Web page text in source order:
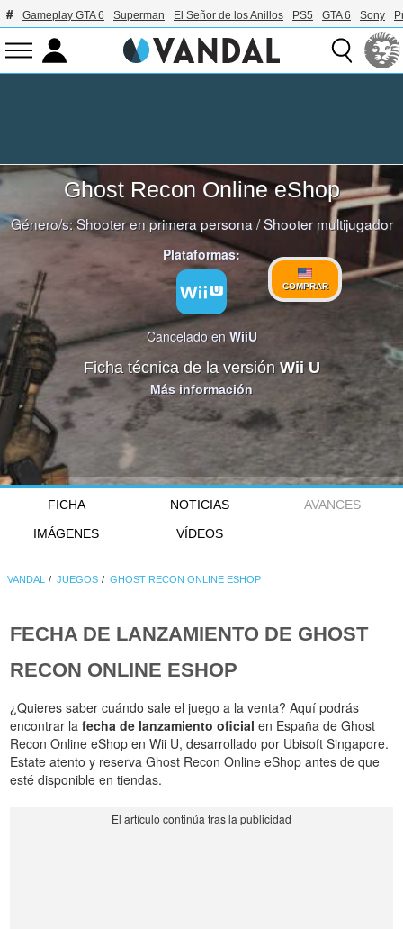
Gameplay GTA 6 Superman El Señor de los Anillos PS5 GTA 6 Sony
Ghost Recon Online eShop
Género/s:Shooter en primera persona /Shooter multijugador
Plataformas:
COMPRAR
Cancelado en WiiU
Ficha técnica de la versión Wii U
Más información
FICHA NOTICIAS
AVANCES
IMÁGENES
VÍDEOS
VANDAL JUEGOS GHOST RECON ONLINE ESHOP
FECHA DE LANZAMIENTO DE GHOST
RECON ONLINE ESHOP
¿Quieres saber cuándo sale el juego a la venta? Aquí podrás
encontrar lafecha de lanzamiento oficial en España de Ghost
Recon Online eShop en Wii U, desarrollado por Ubisoft Singapore.
Estate atento y reserva Ghost Recon Online eShop antes de que
esté disponible en tiendas.